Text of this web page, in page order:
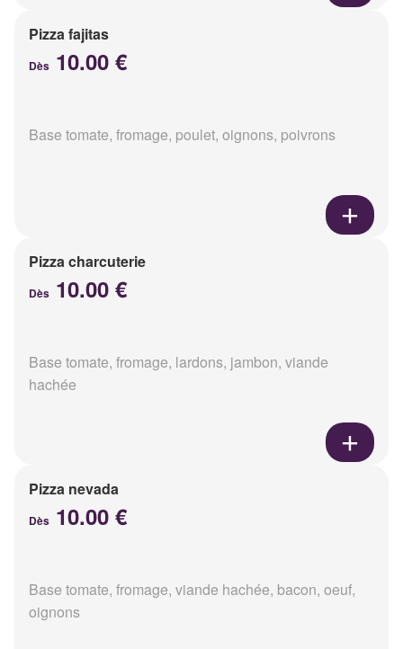
Pizza fajitas
Dès 10.00 €
Base tomate, fromage, poulet, oignons, poivrons
Pizza charcuterie
Dès 10.00 €
Base tomate, fromage, lardons, jambon, viande
hachée
Pizza nevada
Dès 10.00 €
Base tomate, fromage, viande hachée, bacon, oeuf,
oignons